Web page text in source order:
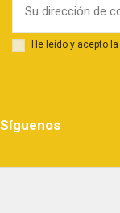
He leído y acepto la
Síguenos